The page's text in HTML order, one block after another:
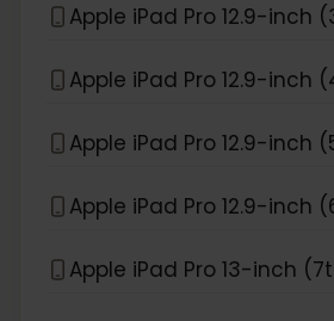
Apple iPad Pro 13-inch